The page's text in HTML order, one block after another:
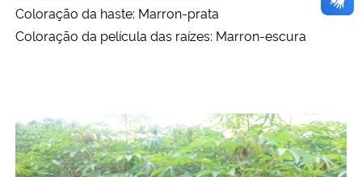
Coloração da haste: Marron-prata
Coloração da película das raízes: Marron-escura